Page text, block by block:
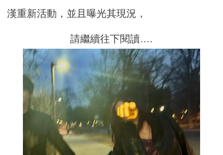
漢重新活動，並且曝光其現況，
請繼續往下閱讀….